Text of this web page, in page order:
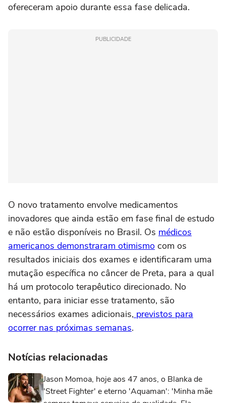
ofereceram apoio durante essa fase delicada.
PUBLICIDADE
O novo tratamento envolve medicamentos
inovadores que ainda estão em fase final de estudo
e não estão disponíveis no Brasil. Os médicos
americanos demonstraram otimismo com os
resultados iniciais dos exames e identificaram uma
mutação específica no câncer de Preta, para a qual
há um protocolo terapêutico direcionado. No
entanto, para iniciar esse tratamento, são
necessários exames adicionais, previstos para
ocorrer nas próximas semanas.
Notícias relacionadas
Jason Momoa, hoje aos 47 anos, o Blanka de
'Street Fighter' e eterno 'Aquaman': 'Minha mãe